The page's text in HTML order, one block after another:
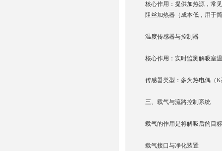
核心作用：提供加热源，常
阻丝加热器（成本低，用于
温度传感器与控制器
核心作用：实时监测解吸室
传感器类型：多为热电偶（
三、载气与流路控制系统
载气的作用是将解吸后的目
载气接口与净化装置